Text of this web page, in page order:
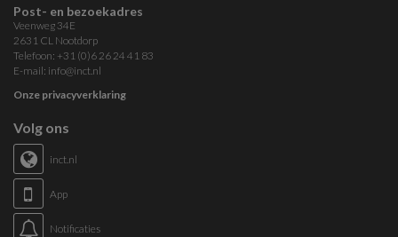
Post- en bezoekadres
Veenweg 34E
2631 CL Nootdorp
Telefoon: +31 (0)6 26 24 41 83
E-mail: info@inct.nl
Onze privacyverklaring
Volg ons
inct.nl
App
Notificaties